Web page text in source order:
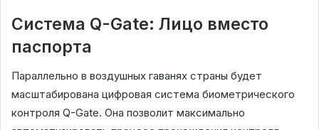
Система Q-Gate: Лицо вместо
паспорта
Параллельно в воздушных гаванях страны будет
масштабирована цифровая система биометрического
контроля Q-Gate. Она позволит максимально